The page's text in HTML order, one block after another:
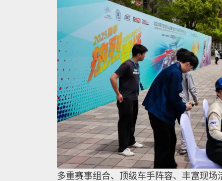
多重赛事组合、顶级车手阵容、丰富现